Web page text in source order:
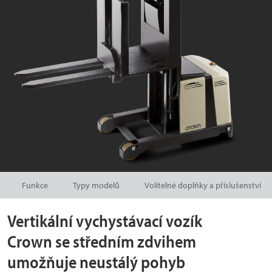
Funkce Typy modelů Volitelné doplňky a příslušenství
Vertikální vychystávací vozík
Crown se středním zdvihem
umožňuje neustálý pohyb